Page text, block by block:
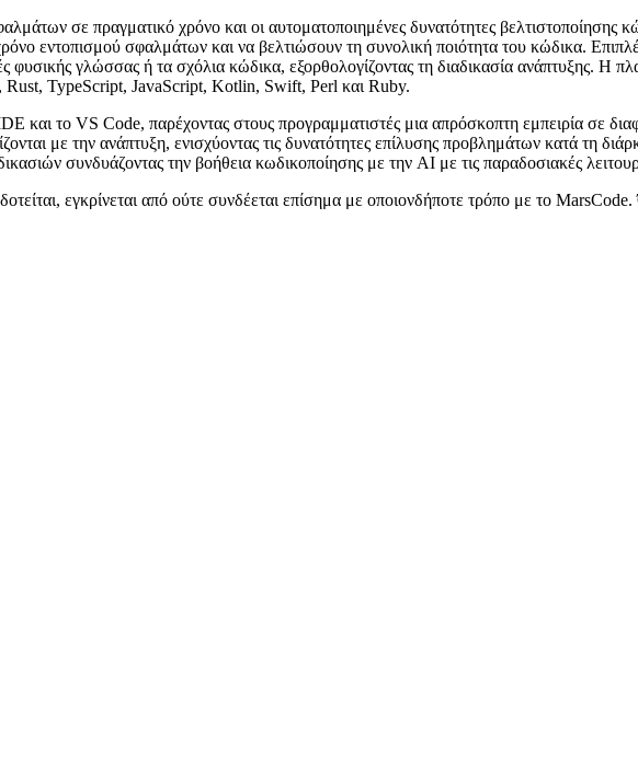
σε πραγματικό χρόνο και οι αυτοματοποιημένες δυνατότητες βελτιστοποίησης
εντοπισμού σφαλμάτων και να βελτιώσουν τη συνολική ποιότητα του κώδικα.
γλώσσας ή τα σχόλια κώδικα, εξορθολογίζοντας τη διαδικασία ανάπτυξης. Η
TypeScript, JavaScript, Kotlin, Swift, Perl και Ruby.
το VS Code, παρέχοντας στους προγραμματιστές μια απρόσκοπτη εμπειρία σε
με την ανάπτυξη, ενισχύοντας τις δυνατότητες επίλυσης προβλημάτων κατά τη
συνδυάζοντας την βοήθεια κωδικοποίησης με την AI με τις παραδοσιακές
εγκρίνεται από ούτε συνδέεται επίσημα με οποιονδήποτε τρόπο με το